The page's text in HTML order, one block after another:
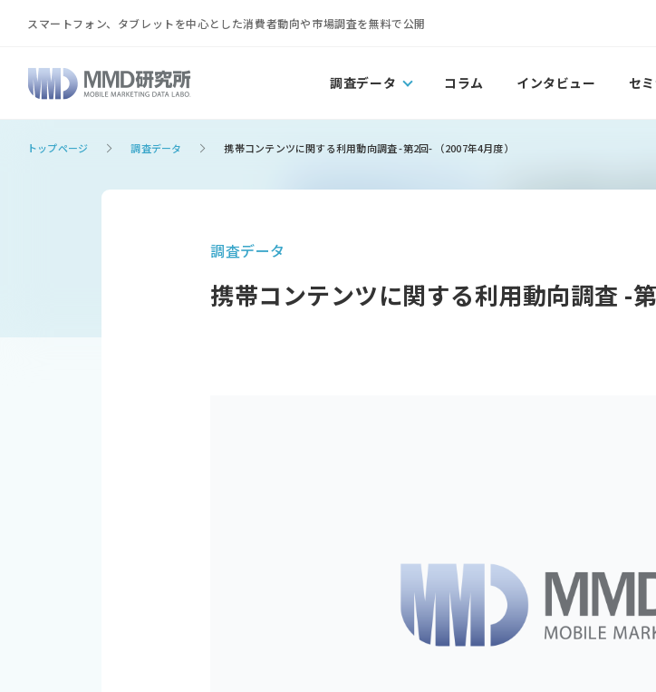
スマートフォン、タブレットを中心とした消費者動向や市場調査を無料で公開
調査データ コラム インタビュー セ
トップページ 調査データ 携帯コンテンツに関する利用動向調査 -第2回- （2007年4月度）
調査データ
携帯コンテンツに関する利用動向調査 -